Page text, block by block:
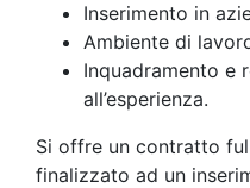
Inserimento in
Ambiente di
Inquadramento e
all’esperienza.
Si offre un contratto
finalizzato ad un